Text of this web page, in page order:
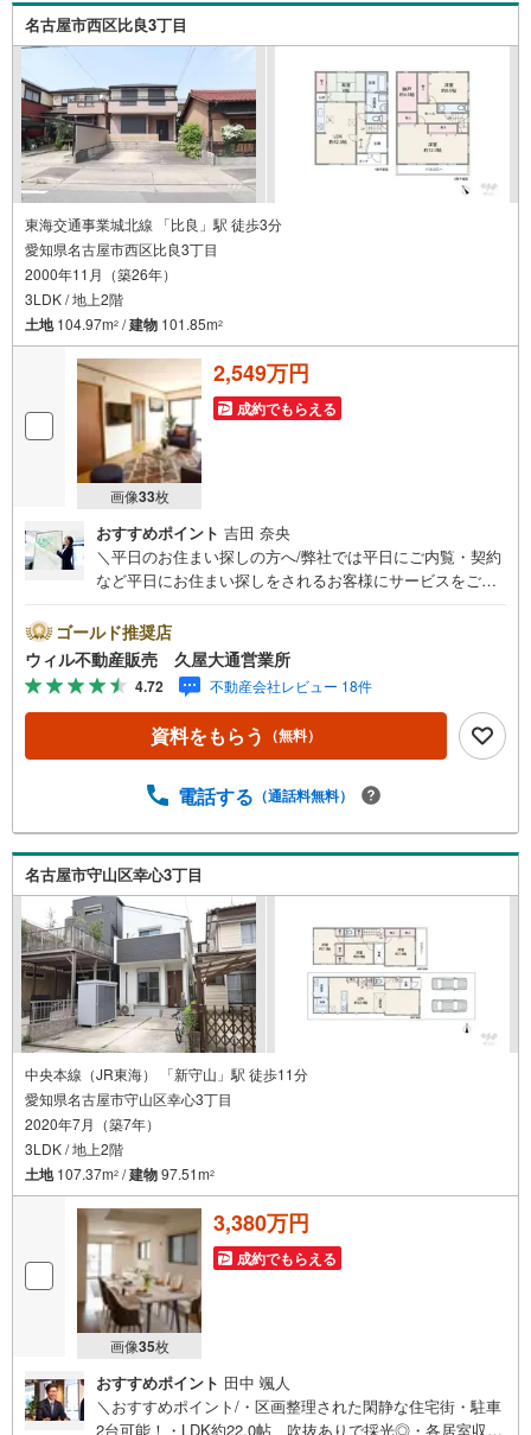
名古屋市西区比良3丁目
東海交通事業城北線 「比良」駅 徒歩3分
愛知県名古屋市西区比良3丁目
2000年11月（築26年）
3LDK / 地上2階
土地104.97m2 /建物 101.85m2
画像33枚
2,549万円
成約でもらえる
おすすめポイント 吉田 奈央
＼平日のお住まい探しの方へ/弊社では平日にご内覧・契約
など平日にお住まい探しをされるお客様にサービスをご用
時まで”毎日”営業しています。事前にご予約頂きましたら営
業時間外でのご内覧もご対応いたします。＼本物件の他に
も気になる物件がある方へ/不動産業者間で不動産情報が共
有されているので、名古屋市全域や、その他隣接エリアで
もご内覧が可能です！ 【ウィル不動産販売 久屋大通営業
所】◎地下鉄東山線「栄」駅7A出口から徒歩1分、名城線
ズスペースあり◎営業時間 10:00～19:00（定休日無し） 上
軽にご連絡下さい！現地を見学される場合は「室内・現地
を見学する（無料）」ボタンよりご希望の日時をご記入い
ただけますとスムーズにご案内が可能です。
ゴールド推奨店
ウィル不動産販売 久屋大通営業所
4.72 不動産会社レビュー 18件
資料をもらう （無料）
電話する （通話料無料）
名古屋市守山区幸心3丁目
中央本線（JR東海） 「新守山」駅 徒歩11分
愛知県名古屋市守山区幸心3丁目
2020年7月（築7年）
3LDK / 地上2階
土地107.37m2 /建物97.51m2
画像35枚
3,380万円
成約でもらえる
おすすめポイント 田中 颯人
＼おすすめポイント/・区画整理された閑静な住宅街・駐車
2台可能！・LDK約22.0帖 吹抜ありで採光◎・各居室収納